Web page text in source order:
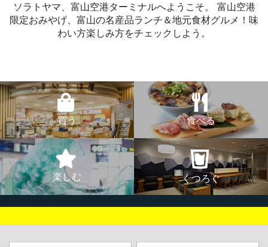
ソラトヤマ、富山空港ターミナルへようこそ。
富山空港
限定おみやげ、富山の名産品ランチ＆地元食材グルメ！味
わい方楽しみ方をチェックしよう。
買う 食べる
楽しむ くつろぐ